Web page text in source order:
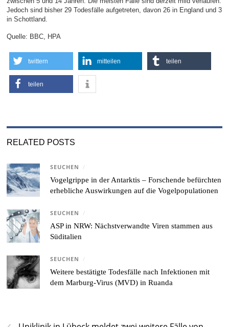
Jedoch sind bisher 29 Todesfälle aufgetreten, davon 26 in England und 3
in Schottland.
Quelle: BBC, HPA
twittern mitteilen teilen
teilen
RELATED POSTS
SEUCHEN /
Vogelgrippe in der Antarktis – Forschende befürchten
erhebliche Auswirkungen auf die Vogelpopulationen
SEUCHEN /
ASP in NRW: Nächstverwandte Viren stammen aus
Süditalien
SEUCHEN /
Weitere bestätigte Todesfälle nach Infektionen mit
dem Marburg-Virus (MVD) in Ruanda